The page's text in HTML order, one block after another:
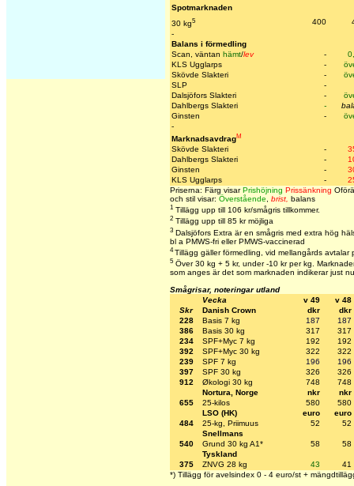
Spotmarknaden
30 kg5 400
-
Balans i förmedling
Scan, väntan hämt/lev -
KLS Ugglarps
-
Skövde Slakteri
-
SLP
-
Dalsjöfors Slakteri
-
Dahlbergs Slakteri
-
Ginsten
-
-
MarknadsavdragM
Skövde Slakteri -
Dahlbergs Slakteri
-
Ginsten
-
KLS Ugglarps
-
Priserna: Färg visarPrishöjning Prissänkning
och stil visar: Överstående brist, balans
1 Tillägg upp till 106 kr/smågris tillkommer.
2 Tillägg upp till 85 kr möjliga
3 Dalsjöfors Extra är en smågris med extra hög
bl a PMWS-fri eller PMWS-vaccinerad
4Tillägg gäller förmedling, vid mellangårds avtalar
5 Över 30 kg + 5 kr, under -10 kr per kg.
som anges är det som marknaden indikerar just
Smågrisar, noteringar utland
Vecka
v 49
v 48
Skr
Danish Crown dkr
dkr
228
Basis 7 kg 187
187
386
Basis 30 kg 317
317
234
SPF+Myc 7 kg 192
192
392
SPF+Myc 30 kg 322
322
239
SPF 7 kg 196
196
397
SPF 30 kg 326
326
912
Økologi 30 kg 748
748
Nortura, Norge
nkr
nkr
655
25-kilos 580
580
LSO (HK)
euro
euro
484
25-kg, Priimuus 52
52
Snellmans
540
Grund 30 kg A1* 58
58
Tyskland
375
ZNVG 28 kg 43
41
*) Tillägg för avelsindex 0 - 4 euro/st +